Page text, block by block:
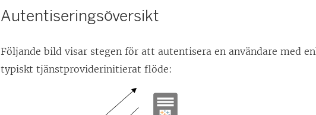
Autentiseringsöversikt
Följande bild visar stegen för att autentisera en användare med
typiskt tjänstproviderinitierat flöde: